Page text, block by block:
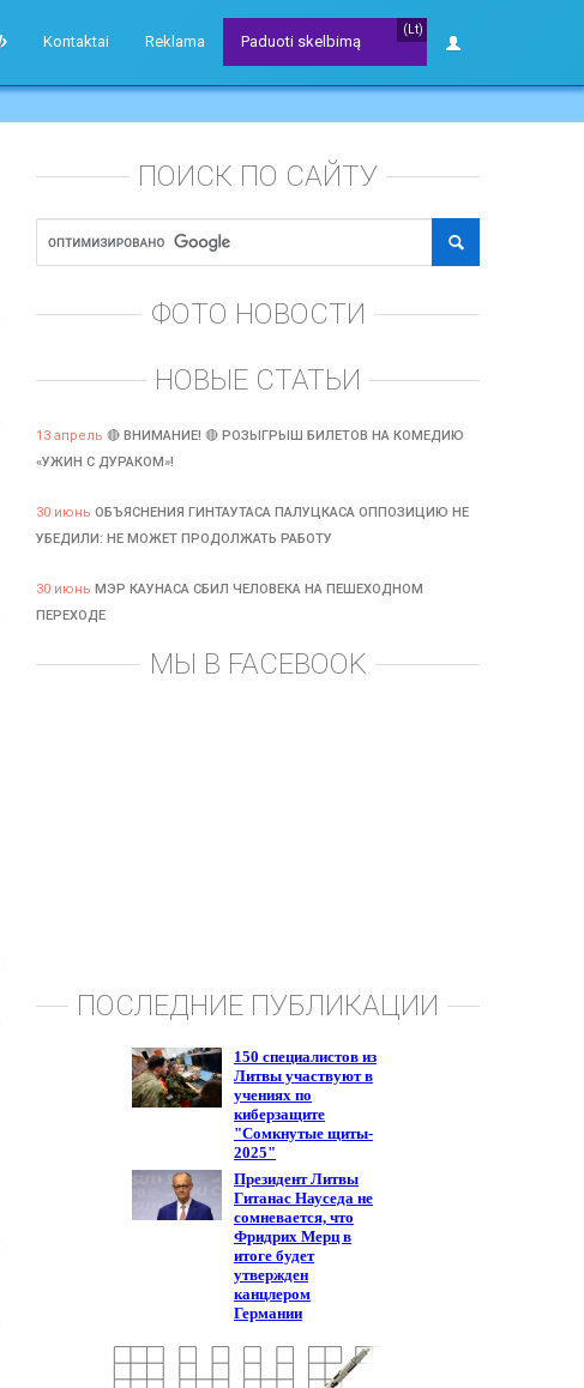
Kontaktai Reklama
(Lt)
Paduoti skelbimą
ПОИСК ПО САЙТУ
ФОТО НОВОСТИ
НОВЫЕ СТАТЬИ
13 апрель 🔴 ВНИМАНИЕ! 🔴 РОЗЫГРЫШ БИЛЕТОВ НА КОМЕДИЮ
«УЖИН С ДУРАКОМ»!
30 июнь ОБЪЯСНЕНИЯ ГИНТАУТАСА ПАЛУЦКАСА ОППОЗИЦИЮ НЕ
УБЕДИЛИ: НЕ МОЖЕТ ПРОДОЛЖАТЬ РАБОТУ
30 июнь МЭР КАУНАСА СБИЛ ЧЕЛОВЕКА НА ПЕШЕХОДНОМ
ПЕРЕХОДЕ
МЫ В FACEBOOK
ПОСЛЕДНИЕ ПУБЛИКАЦИИ